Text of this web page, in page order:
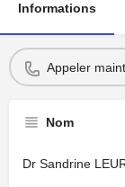
Informations
Appeler
Nom
Dr Sandrine